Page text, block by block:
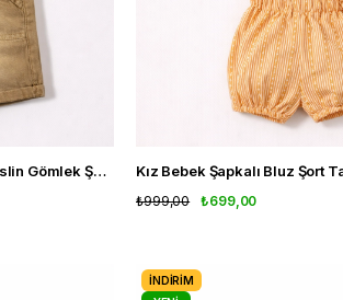
Erkek Bebek Hayvan Detaylı Müslin Gömlek Şort Takım Yazlık 2'li Şık Kombin
₺699,00
₺999,00
İNDIRIM